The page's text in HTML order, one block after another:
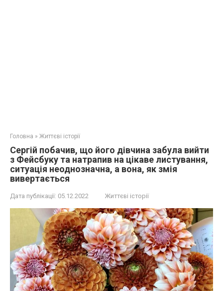
Головна » Життєві історії
Сергій побачив, що його дівчина забула вийти
з Фейсбуку та натрапив на цікаве листування,
ситуація неоднозначна, а вона, як змія
вивертається
Дата публікації: 05.12.2022 Життєві історії